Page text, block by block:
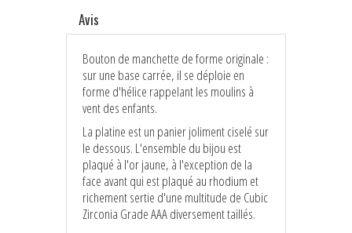
Avis
Bouton de manchette de forme originale :
sur une base carrée, il se déploie en
forme d'hélice rappelant les moulins à
vent des enfants.
La platine est un panier joliment ciselé sur
le dessous. L'ensemble du bijou est
plaqué à l'or jaune, à l'exception de la
face avant qui est plaqué au rhodium et
richement sertie d'une multitude de Cubic
Zirconia Grade AAA diversement taillés.